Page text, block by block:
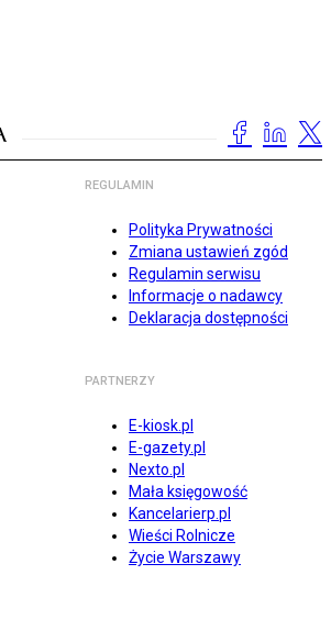
REGULAMIN
Polityka Prywatności
Zmiana ustawień zgód
Regulamin serwisu
Informacje o nadawcy
Deklaracja dostępności
PARTNERZY
E-kiosk.pl
E-gazety.pl
Nexto.pl
Mała księgowość
Kancelarierp.pl
Wieści Rolnicze
Życie Warszawy